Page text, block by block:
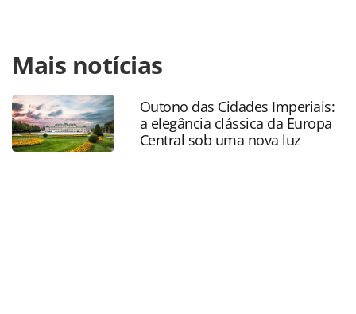
https://www.panrotas.com.br/destinos/entretenimento/
planeja-versao-teatral-de-enrolados-com-
rapunzel_203171.html ou as ferramentas oferecidas na
página. Todo o conteúdo produzido pela PANROTAS
Editora é protegido pela legislação brasileira sobre direito
autoral. Não reproduza o conteúdo sem autorização da
Mais notícias
Outono das Cidades Imperiais:
a elegância clássica da Europa
Central sob uma nova luz